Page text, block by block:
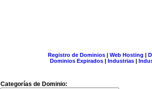
Registro de Dominios| Web Hosting |
Dominios Expirados | Industrias |
Categorías de Dominio: